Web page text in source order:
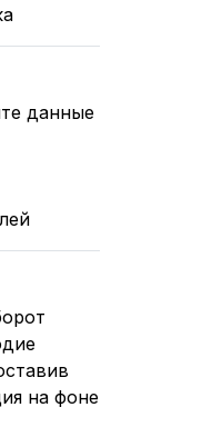
данные
на фоне